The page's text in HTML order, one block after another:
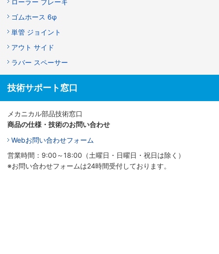
ローラー ブレーキ
ゴムホース 6φ
単管 ジョイント
アウト サイド
ラバー スペーサー
技術サポート窓口
メカニカル部品技術窓口
商品の仕様・技術のお問い合わせ
Webお問い合わせフォーム
営業時間：9:00～18:00（土曜日・日曜日・祝日は除く）
※お問い合わせフォームは24時間受付しております。